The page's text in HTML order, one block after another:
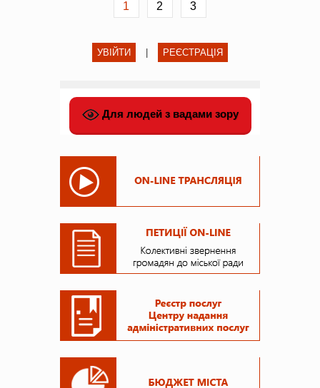
1 2 3
УВІЙТИ РЕЄСТРАЦІЯ
Для людей з вадами зору